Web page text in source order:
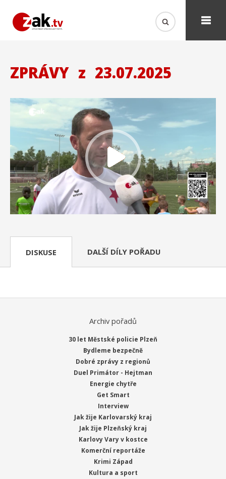
ZPRÁVY z 23.07.2025
DISKUSE DALŠÍ DÍLY POŘADU
Archiv pořadů
30 let Městské policie Plzeň
Bydleme bezpečně
Dobré zprávy z regionů
Duel Primátor - Hejtman
Energie chytře
Get Smart
Interview
Jak žije Karlovarský kraj
Jak žije Plzeňský kraj
Karlovy Vary v kostce
Komerční reportáže
Krimi Západ
Kultura a sport